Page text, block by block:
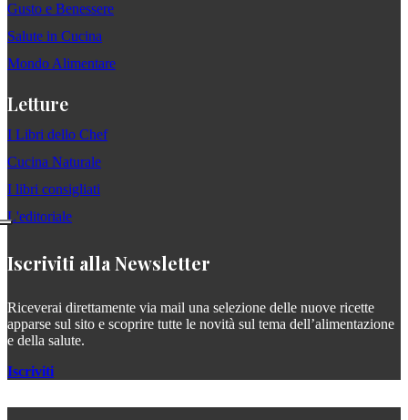
Gusto e Benessere
Salute in Cucina
Mondo Alimentare
Letture
I Libri dello Chef
Cucina Naturale
I libri consigliati
L'editoriale
Iscriviti alla Newsletter
Riceverai direttamente via mail una selezione delle nuove ricette
apparse sul sito e scoprire tutte le novità sul tema dell’alimentazione
e della salute.
Iscriviti